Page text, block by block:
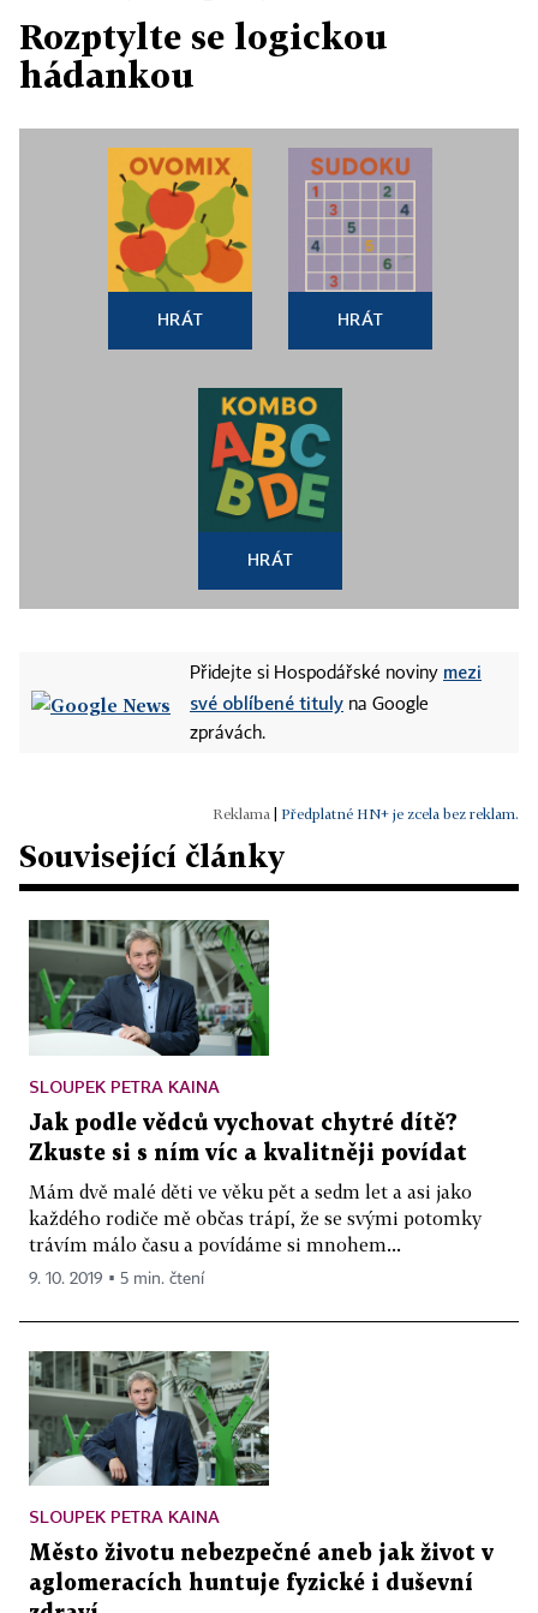
Rozptylte se logickou
hádankou
HRÁT HRÁT
HRÁT
Přidejte si Hospodářské noviny mezi
své oblíbené tituly na Google
zprávách.
Předplatné HN+ je zcela bez reklam.
Související články
SLOUPEK PETRA KAINA
Jak podle vědců vychovat chytré dítě?
Zkuste si s ním víc a kvalitněji povídat
Mám dvě malé děti ve věku pět a sedm let a asi jako
každého rodiče mě občas trápí, že se svými potomky
trávím málo času a povídáme si mnohem...
9. 10. 2019 ▪ 5 min. čtení
SLOUPEK PETRA KAINA
Město životu nebezpečné aneb jak život v
aglomeracích huntuje fyzické i duševní